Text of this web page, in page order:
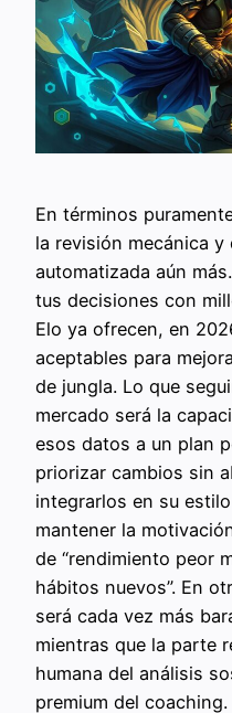
En términos
la revisión mecánica
automatizada aún
tus decisiones con
Elo ya ofrecen, en
aceptables para
de jungla. Lo que
mercado será la
esos datos a un plan
priorizar cambios sin
integrarlos en su
mantener la
de “rendimiento peor
hábitos nuevos”. En
será cada vez más
mientras que la parte
humana del análisis
premium del coaching.